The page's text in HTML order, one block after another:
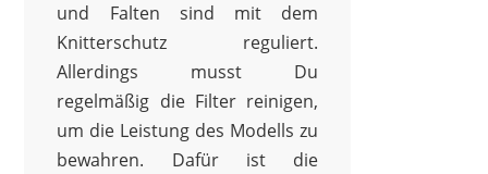
und Falten sind mit dem
Knitterschutz reguliert.
Allerdings musst Du
regelmäßig die Filter reinigen,
um die Leistung des Modells zu
bewahren. Dafür ist die